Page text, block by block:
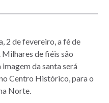
2 de fevereiro, a fé de
Milhares de fiéis são
da santa será
Centro Histórico, para o
Norte.